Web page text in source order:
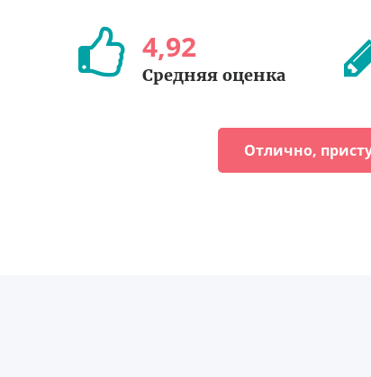
4,92
Средняя оценка
Отлично,